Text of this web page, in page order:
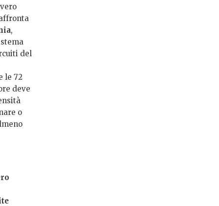
,
del
le 72
deve
o